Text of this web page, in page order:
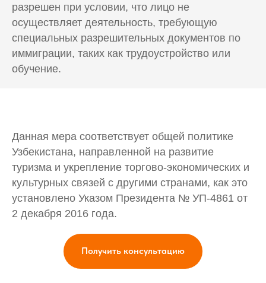
разрешен при условии, что лицо не
осуществляет деятельность, требующую
специальных разрешительных документов по
иммиграции, таких как трудоустройство или
обучение.
Данная мера соответствует общей политике
Узбекистана, направленной на развитие
туризма и укрепление торгово-экономических и
культурных связей с другими странами, как это
установлено Указом Президента № УП-4861 от
2 декабря 2016 года.
Получить консультацию